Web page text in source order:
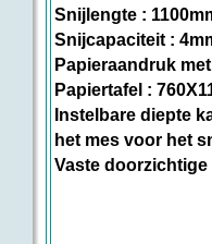
Snijlengte :
Snijcapaciteit :
Papieraandruk
Papiertafel :
Instelbare diepte
het mes voor het
Vaste